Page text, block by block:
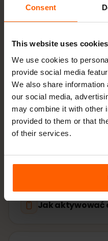
Consent
This website uses cookies
We use cookies to
provide social media
We also share
our social media,
may combine it with other
provided to them or that
of their services.
Zainstaluj eSIM
przez Wi‑Fi
Gibraltar
Konfiguracja zajmuje
→ Sieć komórkowa →
internet → Karty SIM.
pierwszego
Czy Twoje urządzenie
Jak aktywować